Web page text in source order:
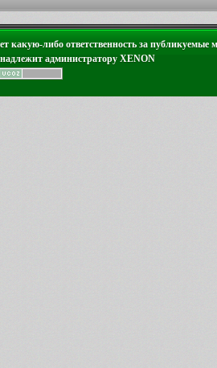
какую-либо ответственность за публикуемые
администратору XENON